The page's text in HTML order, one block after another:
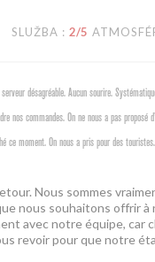
SLUŽBA : 2/5
désagréable. Aucun sourire.
nos commandes. On ne nous a pas
ce moment. On nous a pris pour des
Nous sommes
nous souhaitons offrir
avec notre équipe,
revoir pour que notre